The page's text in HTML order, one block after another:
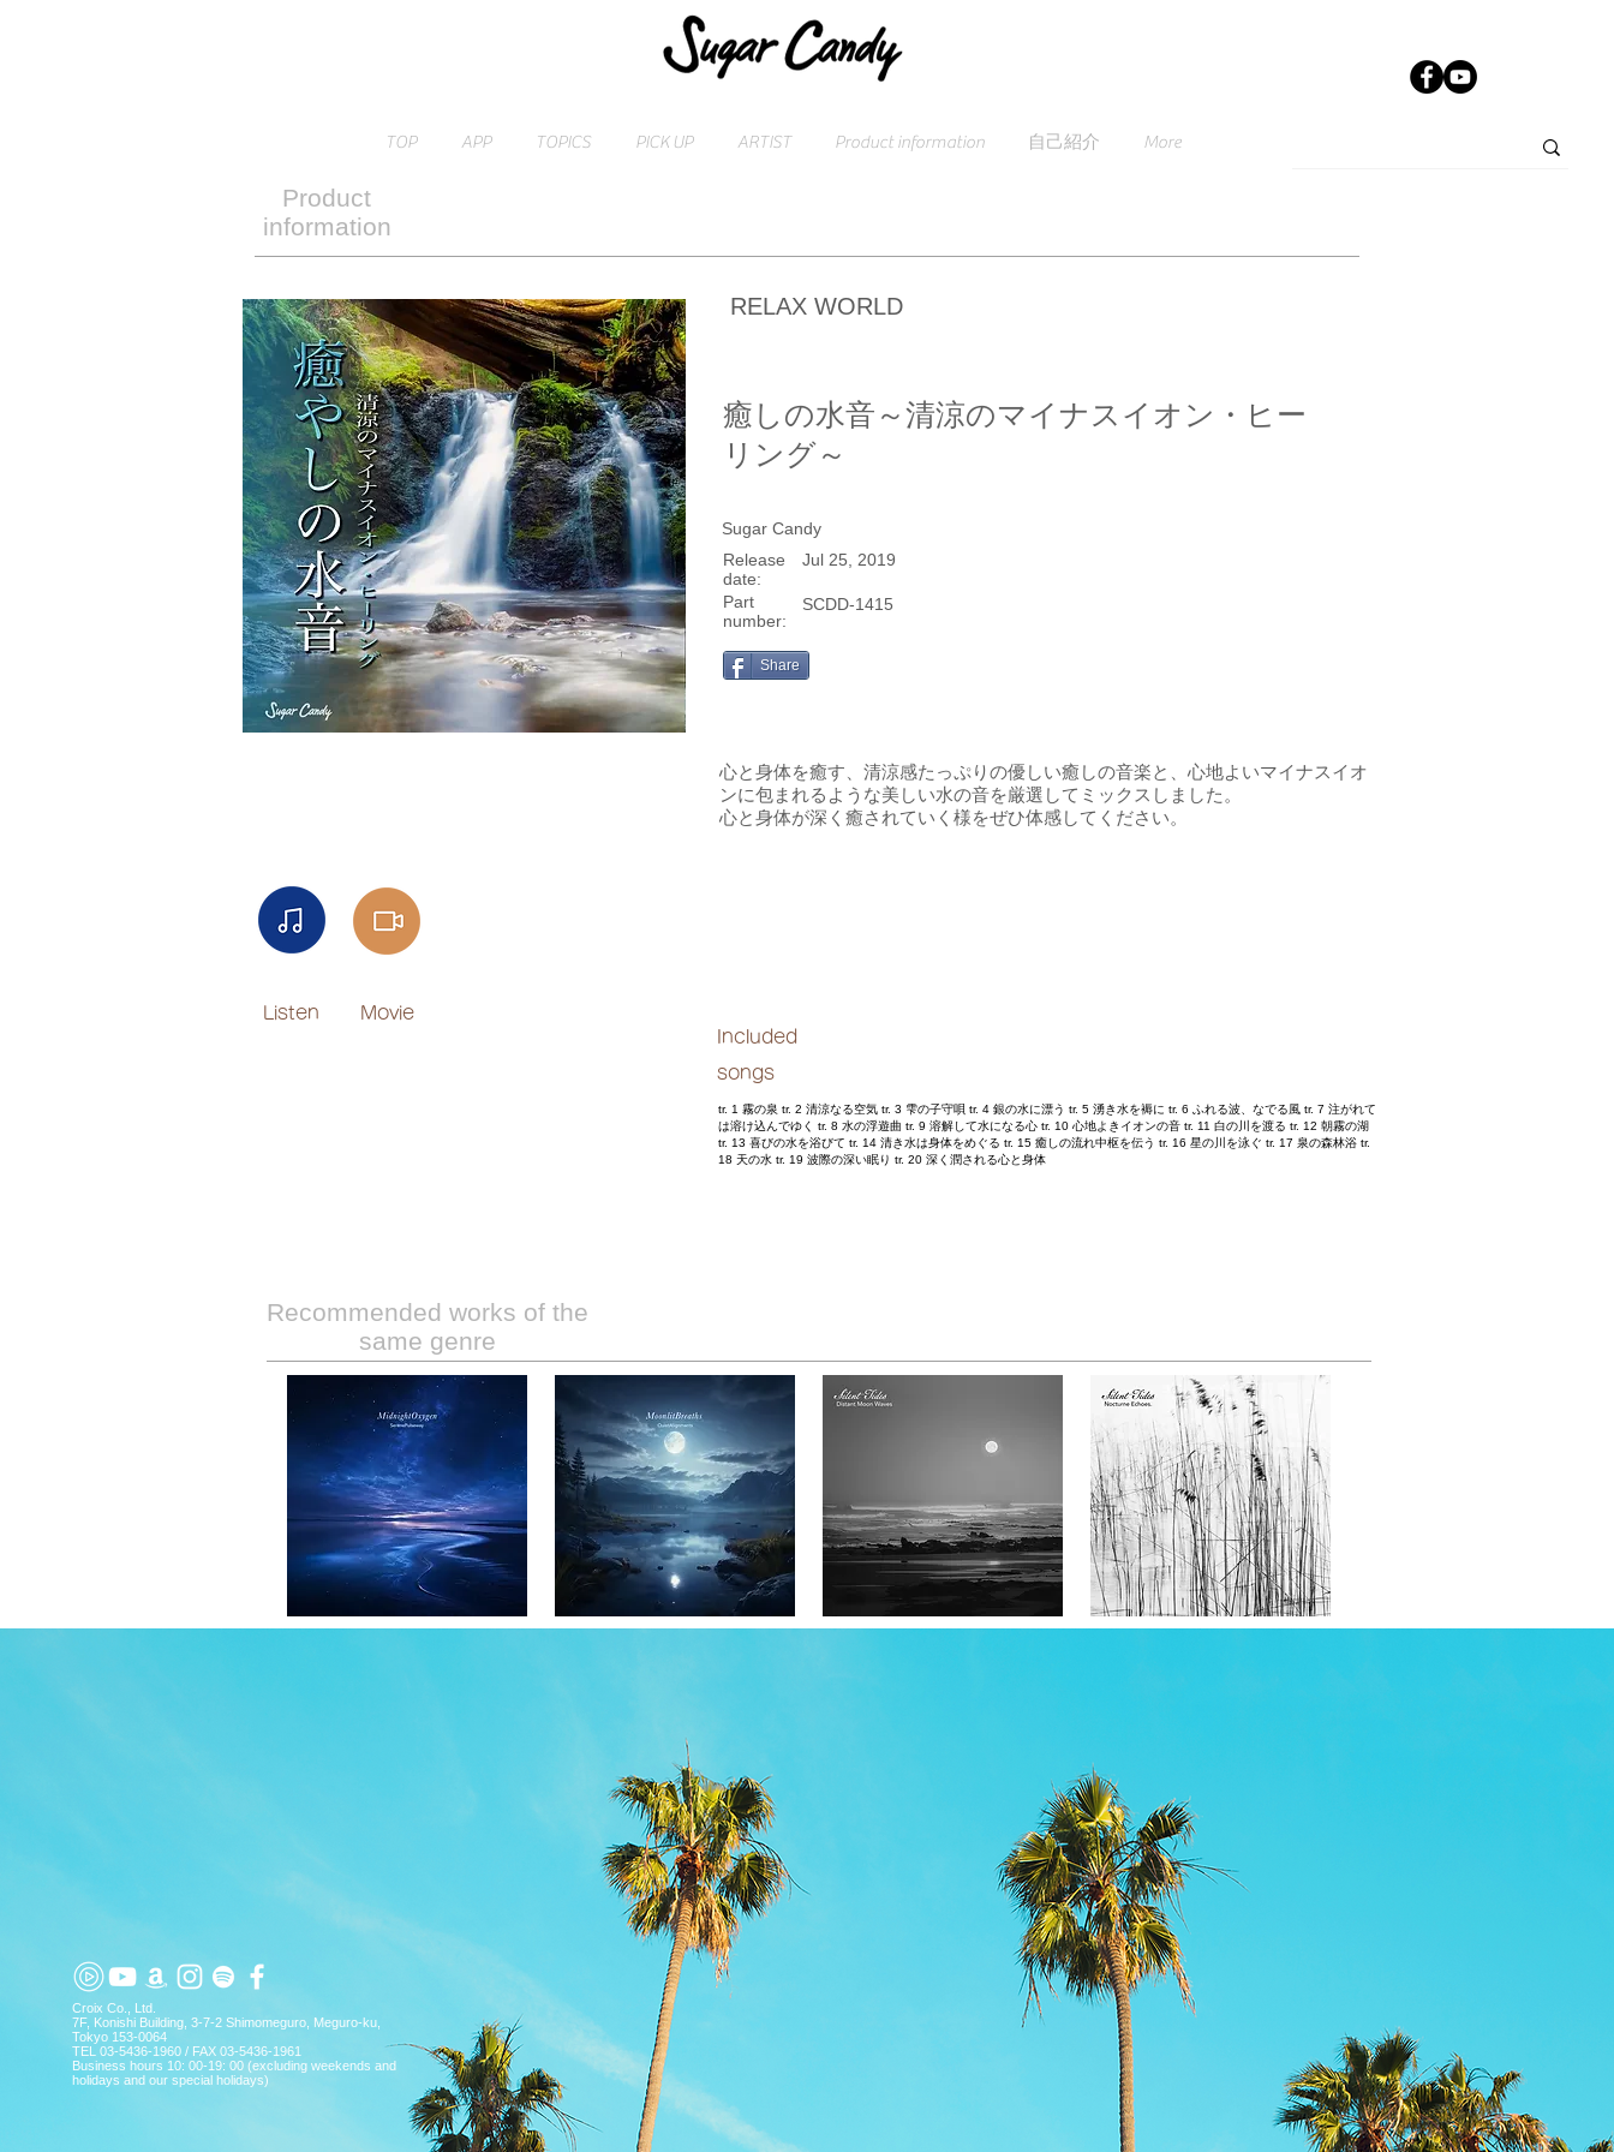
TOP APP TOPICS PICK UP ARTIST Product information 自己紹介 More
Product
information
RELAX WORLD
癒しの水音～清涼のマイナスイオン・ヒー
リング～
Sugar Candy
Release
date:
Part
number:
Jul 25, 2019
SCDD-1415
Share
心と身体を癒す、清涼感たっぷりの優しい癒しの音楽と、心地よいマイナスイオ
ンに包まれるような美しい水の音を厳選してミックスしました。
心と身体が深く癒されていく様をぜひ体感してください。
Listen
Movie
Included
songs
tr. 1 霧の泉 tr. 2 清涼なる空気 tr. 3 雫の子守唄 tr. 4 銀の水に漂う tr. 5 湧き水を褥に tr. 6 ふれる波、なでる風 tr. 7 注がれて
は溶け込んでゆく tr. 8 水の浮遊曲 tr. 9 溶解して水になる心 tr. 10 心地よきイオンの音 tr. 11 白の川を渡る tr. 12 朝霧の湖
tr. 13 喜びの水を浴びて tr. 14 清き水は身体をめぐる tr. 15 癒しの流れ中枢を伝う tr. 16 星の川を泳ぐ tr. 17 泉の森林浴 tr.
18 天の水 tr. 19 波際の深い眠り tr. 20 深く潤される心と身体
Recommended works of the
same genre
Croix Co., Ltd.
7F, Konishi Building, 3-7-2 Shimomeguro, Meguro-ku,
Tokyo 153-0064
TEL 03-5436-1960 / FAX 03-5436-1961
Business hours 10: 00-19: 00 (excluding weekends and
holidays and our special holidays)